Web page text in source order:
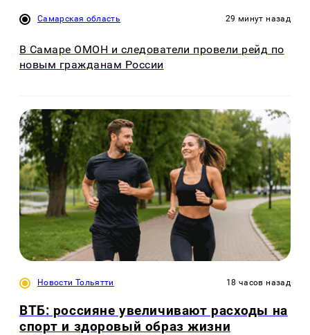
Самарская область 29 минут назад
В Самаре ОМОН и следователи провели рейд по
новым гражданам России
Новости Тольятти 18 часов назад
ВТБ: россияне увеличивают расходы на
спорт и здоровый образ жизни